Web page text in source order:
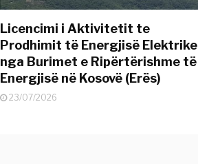
Licencimi i Aktivitetit te
Prodhimit të Energjisë Elektrike
nga Burimet e Ripërtërishme të
Energjisë në Kosovë (Erës)
23/07/2026